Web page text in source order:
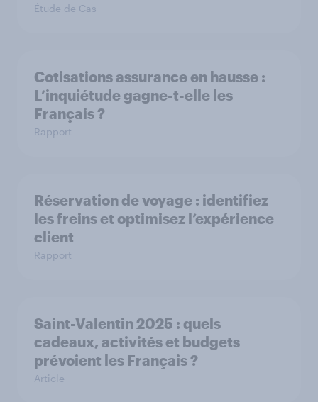
Étude de Cas
Cotisations assurance en hausse :
L’inquiétude gagne-t-elle les
Français ?
Rapport
Réservation de voyage : identifiez
les freins et optimisez l’expérience
client
Rapport
Saint-Valentin 2025 : quels
cadeaux, activités et budgets
prévoient les Français ?
Article